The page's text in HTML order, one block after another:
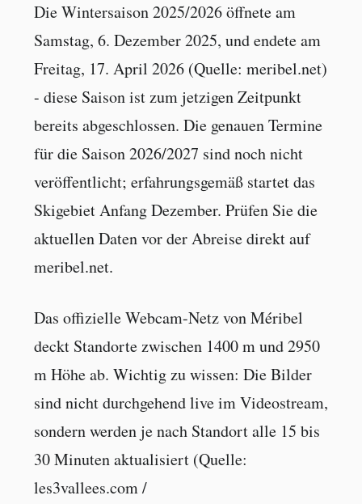
Die Wintersaison 2025/2026 öffnete am
Samstag, 6. Dezember 2025, und endete am
Freitag, 17. April 2026 (Quelle: meribel.net)
- diese Saison ist zum jetzigen Zeitpunkt
bereits abgeschlossen. Die genauen Termine
für die Saison 2026/2027 sind noch nicht
veröffentlicht; erfahrungsgemäß startet das
Skigebiet Anfang Dezember. Prüfen Sie die
aktuellen Daten vor der Abreise direkt auf
meribel.net.
Das offizielle Webcam-Netz von Méribel
deckt Standorte zwischen 1400 m und 2950
m Höhe ab. Wichtig zu wissen: Die Bilder
sind nicht durchgehend live im Videostream,
sondern werden je nach Standort alle 15 bis
30 Minuten aktualisiert (Quelle:
les3vallees.com /